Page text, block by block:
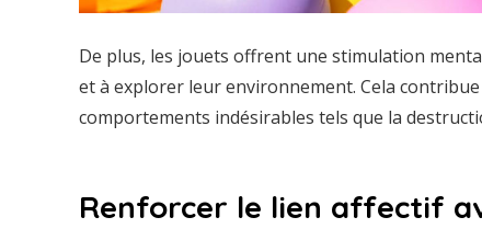
De plus, les jouets offrent une stimulation
et à explorer leur environnement. Cela
comportements indésirables tels que la
Renforcer le lien affectif